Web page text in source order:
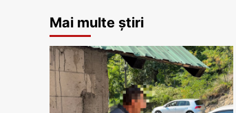
Mai multe știri